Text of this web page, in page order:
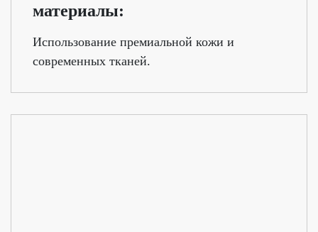
материалы:
Использование премиальной кожи и
современных тканей.